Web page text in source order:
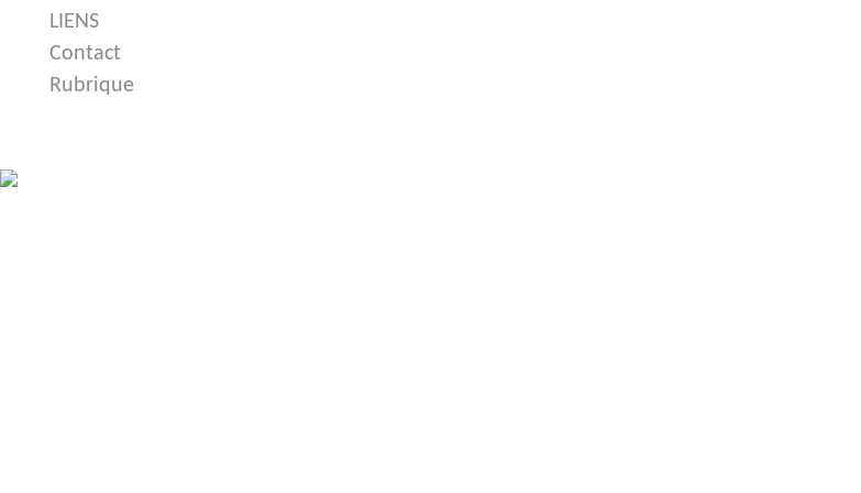
LIENS
Contact
Rubrique